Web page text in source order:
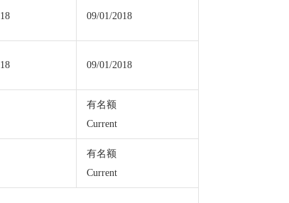
09/01/2018
09/01/2018
有名额
Current
有名额
Current